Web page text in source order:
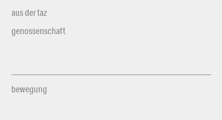
aus der taz
genossenschaft
bewegung